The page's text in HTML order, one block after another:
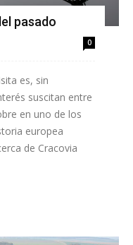
pasado
0
es, sin
suscitan entre
en uno de los
europea
de Cracovia